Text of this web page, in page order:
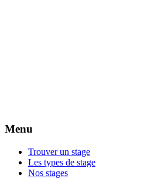
Menu
Trouver un stage
Les types de stage
Nos stages